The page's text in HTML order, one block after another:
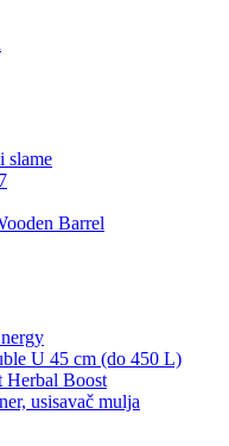
slame
Barrel
U 45 cm (do 450 L)
Herbal Boost
usisavač mulja